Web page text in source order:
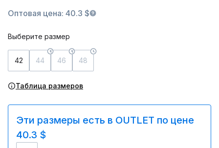
Оптовая цена: 40.3 $
Выберите размер
42 44 46 48
Таблица размеров
Эти размеры есть в OUTLET по цене
40.3 $